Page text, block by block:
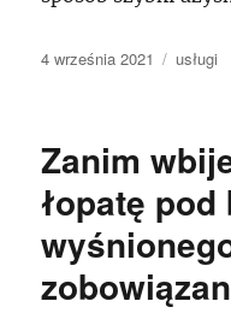
Data
4 września 2021 Kategorie
usługi
Zanim
łopatę pod